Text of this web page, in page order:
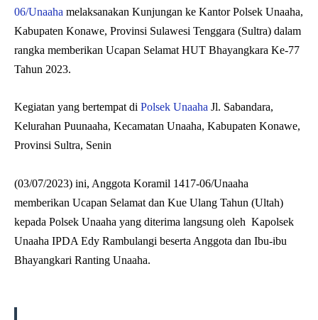
06/Unaaha melaksanakan Kunjungan ke Kantor Polsek Unaaha,
Kabupaten Konawe, Provinsi Sulawesi Tenggara (Sultra) dalam
rangka memberikan Ucapan Selamat HUT Bhayangkara Ke-77
Tahun 2023.
Kegiatan yang bertempat di Polsek Unaaha Jl. Sabandara,
Kelurahan Puunaaha, Kecamatan Unaaha, Kabupaten Konawe,
Provinsi Sultra, Senin
(03/07/2023) ini, Anggota Koramil 1417-06/Unaaha
memberikan Ucapan Selamat dan Kue Ulang Tahun (Ultah)
kepada Polsek Unaaha yang diterima langsung oleh Kapolsek
Unaaha IPDA Edy Rambulangi beserta Anggota dan Ibu-ibu
Bhayangkari Ranting Unaaha.